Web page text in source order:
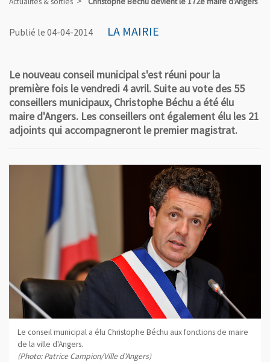
Publié le 04-04-2014 LA MAIRIE
Le nouveau conseil municipal s'est réuni pour la
première fois le vendredi 4 avril. Suite au vote des 55
conseillers municipaux, Christophe Béchu a été élu
maire d'Angers. Les conseillers ont également élu les 21
adjoints qui accompagneront le premier magistrat.
Le conseil municipal a élu Christophe Béchu aux fonctions de maire
de la ville d'Angers.
(Photo: Patrice Campion/Ville d'Angers)